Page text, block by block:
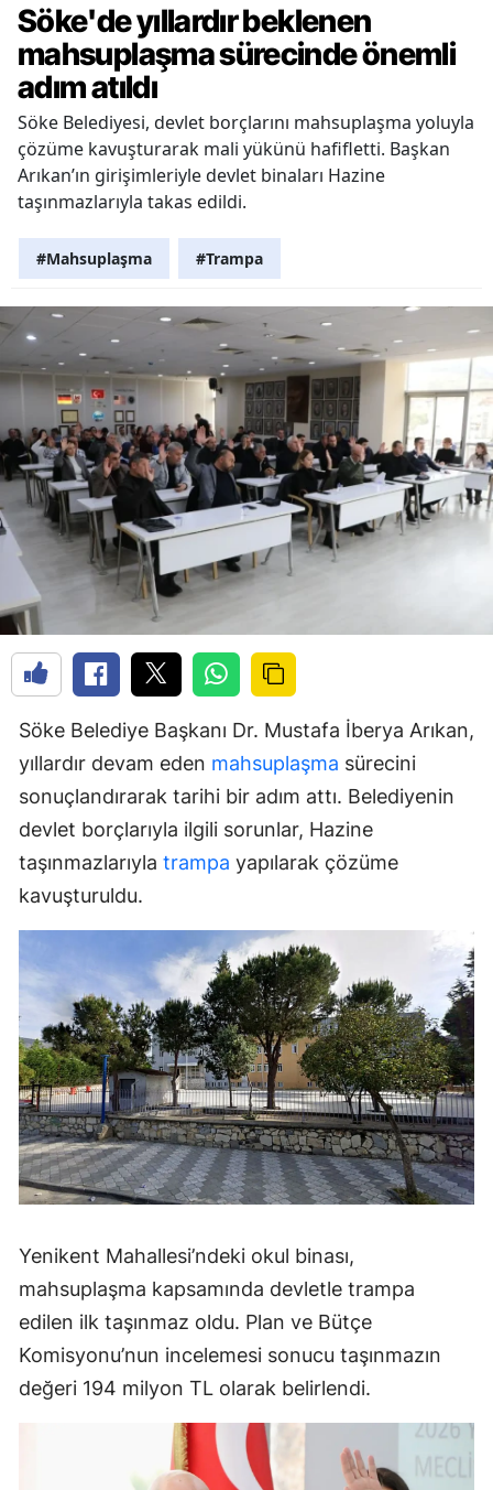
Söke'de yıllardır beklenen
mahsuplaşma sürecinde önemli
adım atıldı
Söke Belediyesi, devlet borçlarını mahsuplaşma yoluyla
çözüme kavuşturarak mali yükünü hafifletti. Başkan
Arıkan’ın girişimleriyle devlet binaları Hazine
taşınmazlarıyla takas edildi.
#Mahsuplaşma #Trampa
Söke Belediye Başkanı Dr. Mustafa İberya Arıkan,
yıllardır devam eden mahsuplaşma sürecini
sonuçlandırarak tarihi bir adım attı. Belediyenin
devlet borçlarıyla ilgili sorunlar, Hazine
taşınmazlarıyla trampa yapılarak çözüme
kavuşturuldu.
Yenikent Mahallesi’ndeki okul binası,
mahsuplaşma kapsamında devletle trampa
edilen ilk taşınmaz oldu. Plan ve Bütçe
Komisyonu’nun incelemesi sonucu taşınmazın
değeri 194 milyon TL olarak belirlendi.